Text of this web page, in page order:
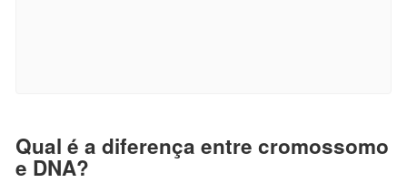
Qual é a diferença entre cromossomo
e DNA?